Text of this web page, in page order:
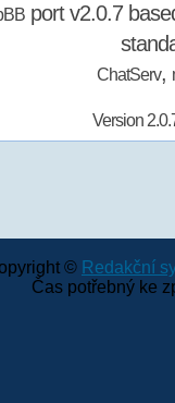
port v2.0.7
ChatServ,
Version
© Redakční
Čas potřebný ke